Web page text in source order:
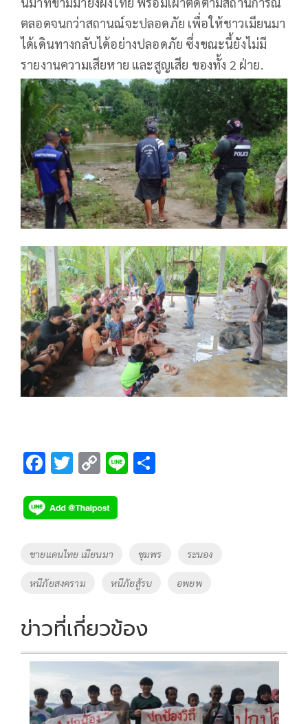
ตลอดจนกว่าสถานณ์จะปลอดภัย เพื่อให้ชาวเมียนมา
ได้เดินทางกลับได้อย่างปลอดภัย ซึ่งขณะนี้ยังไม่มี
รายงานความเสียหาย และสูญเสีย ของทั้ง 2 ฝ่าย.
F
e
b
o
o
k
T
tt
er
C
p
y
Li
k
Li
Tags
ชายแดนไทย เมียนมา ชุมพร ระนอง
หนีภัยสงคราม หนีภัยสู้รบ อพยพ
ข่าวที่เกี่ยวข้อง